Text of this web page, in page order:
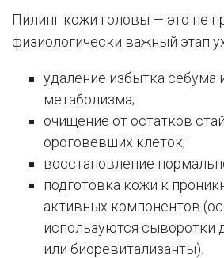
Пилинг кожи головы — это не
физиологически важный этап
удаление избытка себума
метаболизма;
очищение от остатков
ороговевших клеток;
восстановление
подготовка кожи к
активных компонентов
используются сыворотки
или биоревитализанты).